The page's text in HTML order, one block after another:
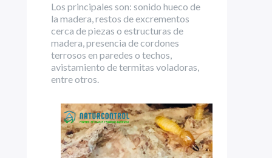
Los principales son: sonido hueco de
la madera, restos de excrementos
cerca de piezas o estructuras de
madera, presencia de cordones
terrosos en paredes o techos,
avistamiento de termitas voladoras,
entre otros.